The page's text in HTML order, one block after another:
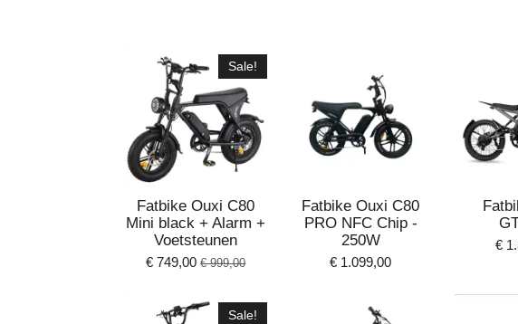
Sale!
Fatbike Ouxi C80
Mini black + Alarm +
Voetsteunen
€ 749,00 € 999,00
Fatbike Ouxi C80
PRO NFC Chip -
250W
€ 1.099,00
€
Sale!